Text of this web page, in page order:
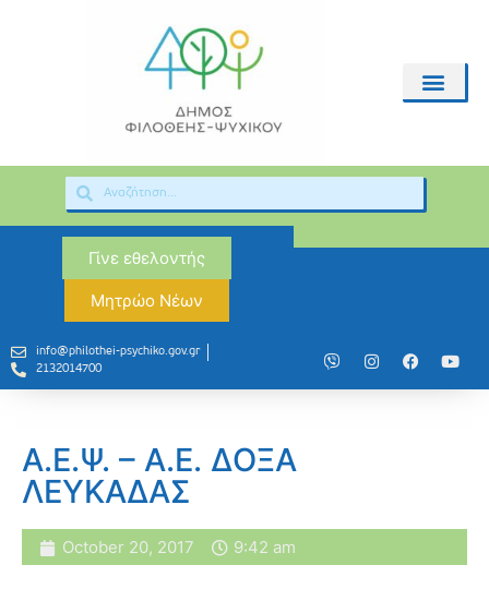
Γίνε εθελοντής
Μητρώο Νέων
info@philothei-psychiko.gov.gr
2132014700
Α.Ε.Ψ. – Α.Ε. ΔΟΞΑ
ΛΕΥΚΑΔΑΣ
October 20, 2017 9:42 am